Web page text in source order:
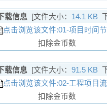
下载信息 [文件大小： 14.1 KB
点击浏览该文件:01-项目时间
扣除金币数
下载信息 [文件大小： 91.5 KB
点击浏览该文件:02-工程项目
扣除金币数